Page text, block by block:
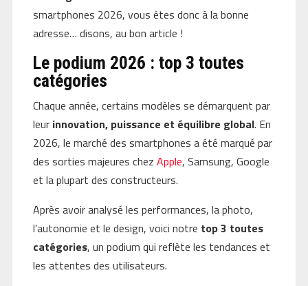
smartphones 2026, vous êtes donc à la bonne
adresse… disons, au bon article !
Le podium 2026 : top 3 toutes
catégories
Chaque année, certains modèles se démarquent par
leur innovation, puissance et équilibre global. En
2026, le marché des smartphones a été marqué par
des sorties majeures chez Apple, Samsung, Google
et la plupart des constructeurs.
Après avoir analysé les performances, la photo,
l’autonomie et le design, voici notre top 3 toutes
catégories, un podium qui reflète les tendances et
les attentes des utilisateurs.